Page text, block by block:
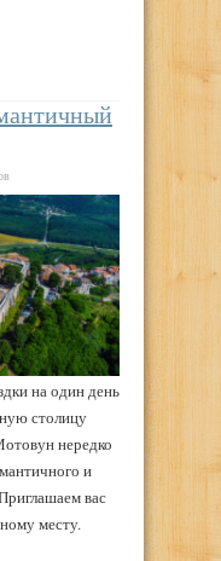
на один день
столицу
нередко
и
вас
месту.